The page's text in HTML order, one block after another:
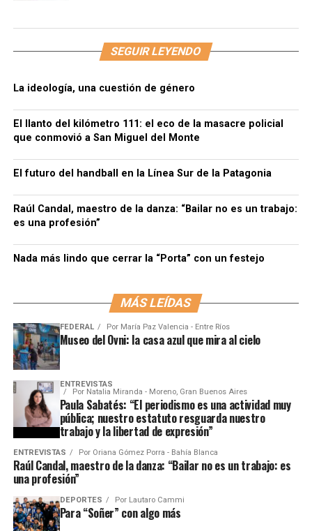
SEGUIR LEYENDO
La ideología, una cuestión de género
El llanto del kilómetro 111: el eco de la masacre policial
que conmovió a San Miguel del Monte
El futuro del handball en la Línea Sur de la Patagonia
Raúl Candal, maestro de la danza: “Bailar no es un trabajo:
es una profesión”
Nada más lindo que cerrar la “Porta” con un festejo
MÁS LEÍDAS
FEDERAL Por María Paz Valencia - Entre Ríos
Museo del Ovni: la casa azul que mira al cielo
ENTREVISTAS
Por Natalia Miranda - Moreno, Gran Buenos Aires
Paula Sabatés: “El periodismo es una actividad muy
pública; nuestro estatuto resguarda nuestro
trabajo y la libertad de expresión”
ENTREVISTAS Por Oriana Gómez Porra - Bahía Blanca
Raúl Candal, maestro de la danza: “Bailar no es un trabajo: es
una profesión”
DEPORTES Por Lautaro Cammi
Para “Soñer” con algo más